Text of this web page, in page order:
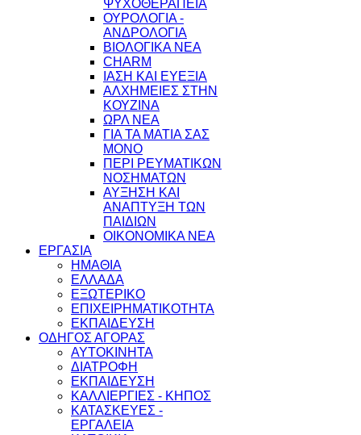
ΨΥΧΟΘΕΡΑΠΕΙΑ
ΟΥΡΟΛΟΓΙΑ -
ΑΝΔΡΟΛΟΓΙΑ
ΒΙΟΛΟΓΙΚΑ ΝΕΑ
CHARM
ΙΑΣΗ ΚΑΙ ΕΥΕΞΙΑ
ΑΛΧΗΜΕΙΕΣ ΣΤΗΝ
ΚΟΥΖΙΝΑ
ΩΡΛ ΝEA
ΓΙΑ ΤΑ ΜΑΤΙΑ ΣΑΣ
ΜΟΝΟ
ΠΕΡΙ ΡΕΥΜΑΤΙΚΩΝ
ΝΟΣΗΜΑΤΩΝ
ΑΥΞΗΣΗ ΚΑΙ
ΑΝΑΠΤΥΞΗ ΤΩΝ
ΠΑΙΔΙΩΝ
ΟΙΚΟΝΟΜΙΚΑ ΝΕΑ
ΕΡΓΑΣΙΑ
ΗΜΑΘΙΑ
ΕΛΛΑΔΑ
ΕΞΩΤΕΡΙΚΟ
ΕΠΙΧΕΙΡΗΜΑΤΙΚΟΤΗΤΑ
ΕΚΠΑΙΔΕΥΣΗ
ΟΔΗΓΟΣ ΑΓΟΡΑΣ
ΑΥΤΟΚΙΝΗΤΑ
ΔΙΑΤΡΟΦΗ
ΕΚΠΑΙΔΕΥΣΗ
ΚΑΛΛΙΕΡΓΙΕΣ - ΚΗΠΟΣ
ΚΑΤΑΣΚΕΥΕΣ -
ΕΡΓΑΛΕΙΑ